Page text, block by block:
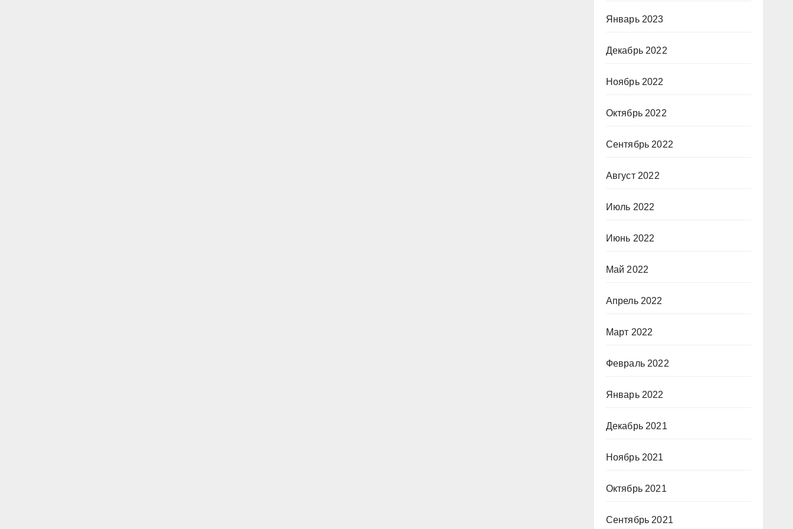
Январь 2023
Декабрь 2022
Ноябрь 2022
Октябрь 2022
Сентябрь 2022
Август 2022
Июль 2022
Июнь 2022
Май 2022
Апрель 2022
Март 2022
Февраль 2022
Январь 2022
Декабрь 2021
Ноябрь 2021
Октябрь 2021
Сентябрь 2021